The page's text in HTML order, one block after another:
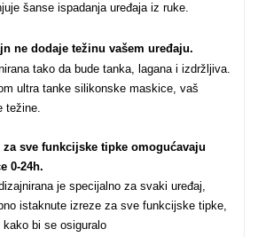
šanse ispadanja uređaja iz ruke.
ne dodaje težinu vašem uređaju.
tako da bude tanka, lagana i izdržljiva.
ultra tanke silikonske maskice, vaš
težine.
sve funkcijske tipke omogućavaju
0-24h.
je specijalno za svaki uređaj,
istaknute izreze za sve funkcijske tipke,
kako bi se osiguralo